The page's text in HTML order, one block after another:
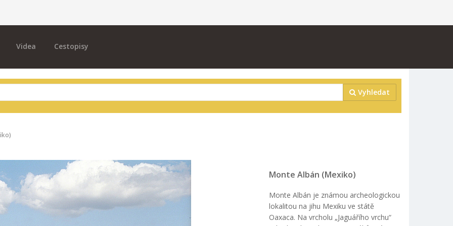
Videa Cestopisy
Vyhledat
Monte Albán (Mexiko)
Monte Albán je známou archeologickou
lokalitou na jihu Mexiku ve státě
Oaxaca. Na vrcholu „Jaguářího vrchu“